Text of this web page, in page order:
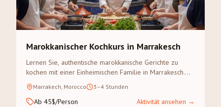
Marokkanischer Kochkurs in Marrakesch
Lernen Sie, authentische marokkanische Gerichte zu
kochen mit einer Einheimischen Familie in Marrakesch.
Gewürzsouk-Besuch inklusive.
Marrakech, Morocco 3–4 Stunden
Ab 45$/Person Aktivität ansehen →